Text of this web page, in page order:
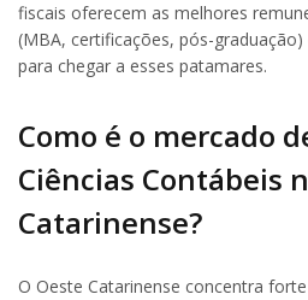
fiscais oferecem as melhores
(MBA, certificações, pós-
para chegar a esses patamares.
Como é o mercado
Ciências Contábeis
Catarinense?
O Oeste Catarinense concentra